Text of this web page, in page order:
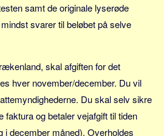
samt de originale lyserøde
svarer til beløbet på selve
skal afgiften for det
hver november/december. Du vil
Du skal selv sikre
faktura og betaler vejafgift til tiden
i december måned). Overholdes